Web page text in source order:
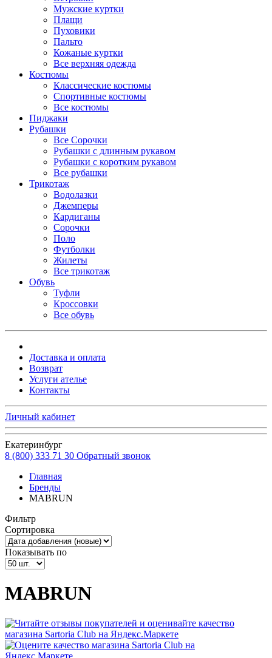
Мужские куртки
Плащи
Пуховики
Пальто
Кожаные куртки
Все верхняя одежда
Костюмы
Классические костюмы
Спортивные костюмы
Все костюмы
Пиджаки
Рубашки
Все Сорочки
Рубашки с длинным рукавом
Рубашки с коротким рукавом
Все рубашки
Трикотаж
Водолазки
Джемперы
Кардиганы
Сорочки
Поло
Футболки
Жилеты
Все трикотаж
Обувь
Туфли
Кроссовки
Все обувь
Доставка и оплата
Возврат
Услуги ателье
Контакты
Личный кабинет
Екатеринбург
8 (800) 333 71 30 Обратный звонок
Главная
Бренды
MABRUN
Фильтр
Сортировка
Показывать по
MABRUN